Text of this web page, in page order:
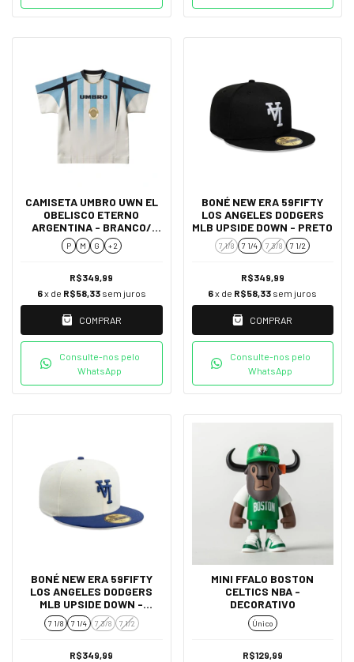
CAMISETA UMBRO UWN EL
OBELISCO ETERNO
ARGENTINA - BRANCO/
AZUL
P M G + 2
R$349,99
6x de R$58,33 sem juros
COMPRAR
Consulte-nos pelo
WhatsApp
BONÉ NEW ERA 59FIFTY
LOS ANGELES DODGERS
MLB UPSIDE DOWN - PRETO
7 1/8 7 1/4 7 3/8 7 1/2
R$349,99
6x de R$58,33 sem juros
COMPRAR
Consulte-nos pelo
WhatsApp
BONÉ NEW ERA 59FIFTY
LOS ANGELES DODGERS
MLB UPSIDE DOWN -
BRANCO
7 1/8 7 1/4 7 3/8 7 1/2
R$349,99
MINI FFALO BOSTON
CELTICS NBA -
DECORATIVO
Único
R$129,99